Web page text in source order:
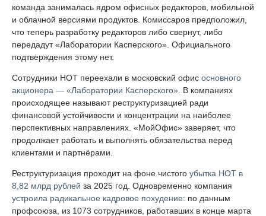
команда занималась ядром офисных редакторов, мобильной
и облачной версиями продуктов. Комиссаров предположил,
что теперь разработку редакторов либо свернут, либо
передадут «Лаборатории Касперского». Официального
подтверждения этому нет.
Сотрудники НОТ переехали в московский офис основного
акционера — «Лаборатории Касперского» . В компаниях
происходящее называют реструктуризацией ради
финансовой устойчивости и концентрации на наиболее
перспективных направлениях. «МойОфис» заверяет, что
продолжает работать и выполнять обязательства перед
клиентами и партнёрами.
Реструктуризация проходит на фоне чистого убытка НОТ в
8,82 млрд рублей за 2025 год. Одновременно компания
устроила радикальное кадровое похудение: по данным
профсоюза, из 1073 сотрудников, работавших в конце марта